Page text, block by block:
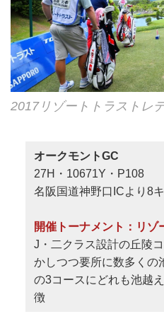
2017リゾートトラストレ
オークモントGC
27H・10671Y・P108
名阪国道神野口ICより8
開催トーナメント：リゾ
J・二クラス設計の丘陵
かしつつ要所に数多くの
の3コースにどれも池越
徴